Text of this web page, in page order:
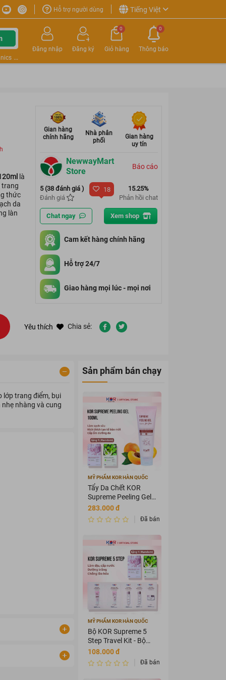
Hỗ trợ người dùng Tiếng Việt
Đăng nhập Đăng ký
0
Giỏ hàng Thông báo
0
là
trang
thức
da
làn
Gian hàng
chính hãng
Nhà phân
phối
Gian hàng
uy tín
NewwayMart
Store
Báo cáo
5 (38 đánh giá )
Đánh giá
18
15.25%
Phản hồi chat
Chat ngay Xem shop
Cam kết hàng chính hãng
Hỗ trợ 24/7
Giao hàng mọi lúc - mọi nơi
Yêu thích Chia sẻ:
lớp trang điểm, bụi
nhàng và cung
Sản phẩm bán chạy
MỸ PHẨM KOR HÀN QUỐC
Tẩy Da Chết KOR
Supreme Peeling Gel
100ml
283.000 đ
Đã bán 3589875
MỸ PHẨM KOR HÀN QUỐC
Bộ KOR Supreme 5
Step Travel Kit - Bộ
mỹ phẩm du lịch KOR
108.000 đ
Đã bán 3456435